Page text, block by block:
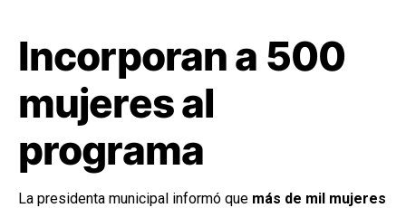
Incorporan a 500
mujeres al
programa
La presidenta municipal informó que más de mil mujeres